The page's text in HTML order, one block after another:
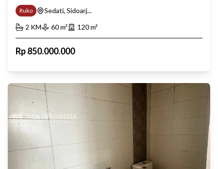
Ruko
Sedati, Sidoarj...
2 KM 60m² 120m²
Rp850.000.000